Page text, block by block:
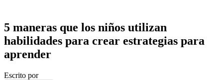
5 maneras que los niños utilizan
habilidades para crear estrategias para
aprender
Escrito por